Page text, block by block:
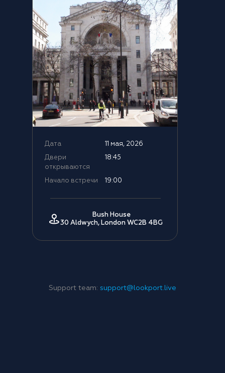
Дата 11 мая, 2026
Двери
открываются
18:45
Начало встречи 19:00
Bush House
30 Aldwych, London WC2B 4BG
Support team: support@lookport.live